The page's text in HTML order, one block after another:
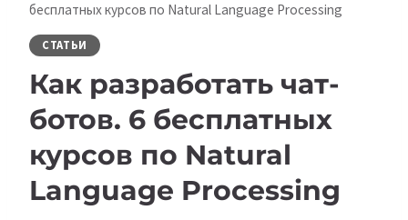
бесплатных курсов по Natural Language Processing
СТАТЬИ
Как разработать чат-
ботов. 6 бесплатных
курсов по Natural
Language Processing